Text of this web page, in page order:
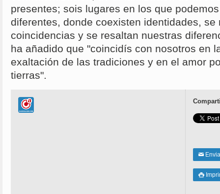
presentes; sois lugares en los que
diferentes, donde coexisten identidades, se
coincidencias y se resaltan nuestras
ha añadido que "coincidís con nosotros en
exaltación de las tradiciones y en el amor
tierras".
✉
